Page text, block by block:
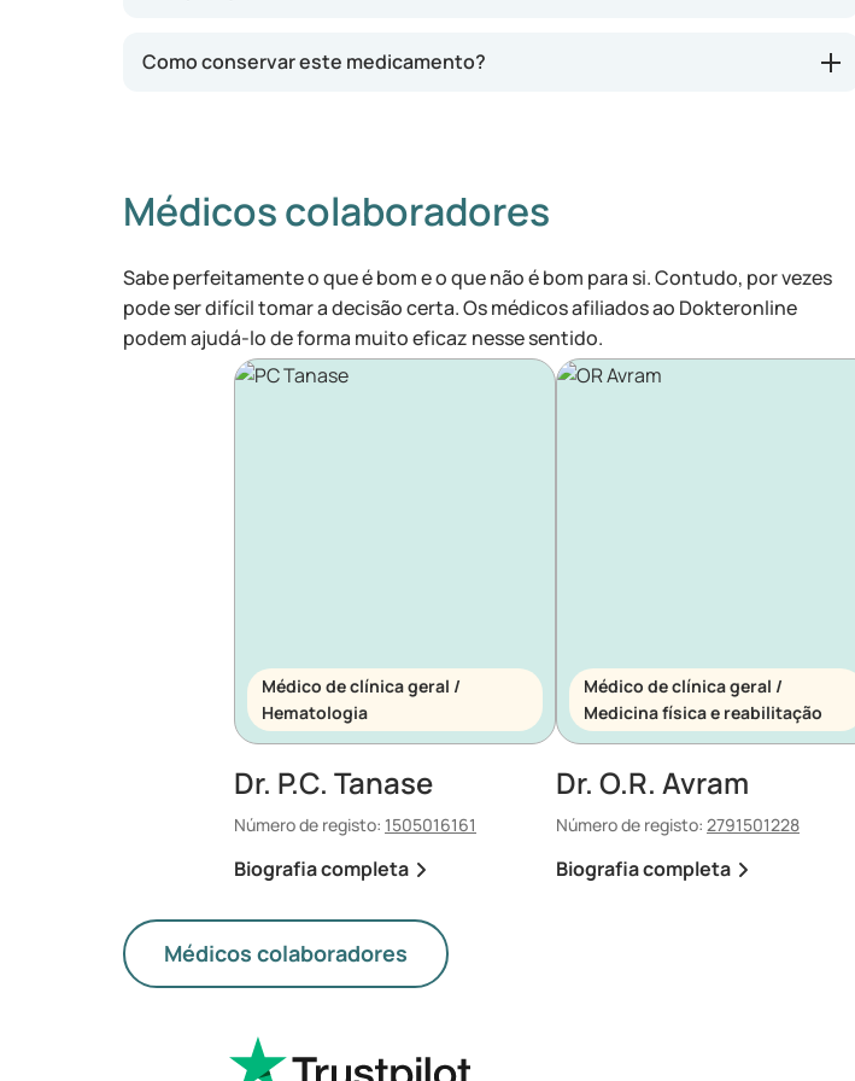
Como conservar este medicamento?
Médicos colaboradores
Sabe perfeitamente o que é bom e o que não é bom para si. Contudo, por vezes
pode ser difícil tomar a decisão certa. Os médicos afiliados ao Dokteronline
podem ajudá-lo de forma muito eficaz nesse sentido.
Médico de clínica geral /
Hematologia
Dr. P.C. Tanase
Número de registo: 1505016161
Biografia completa
Médico de clínica geral /
Medicina física e reabilitação
Dr. O.R. Avram
Número de registo: 2791501228
Biografia completa
Médicos colaboradores